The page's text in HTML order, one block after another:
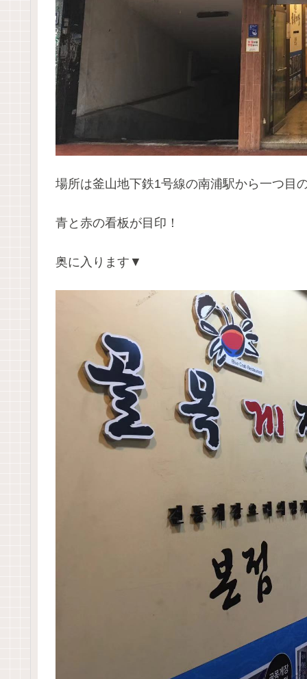
場所は釜山地下鉄1号線の南浦駅から一つ目
青と赤の看板が目印！
奥に入ります▼